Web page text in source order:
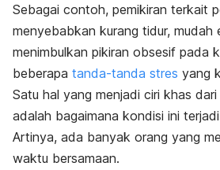
Sebagai contoh, pemikiran terkait
menyebabkan kurang tidur, mudah
menimbulkan pikiran obsesif pada
beberapa tanda-tanda stres yang
Satu hal yang menjadi ciri khas
adalah bagaimana kondisi ini
Artinya, ada banyak orang yang
waktu bersamaan.